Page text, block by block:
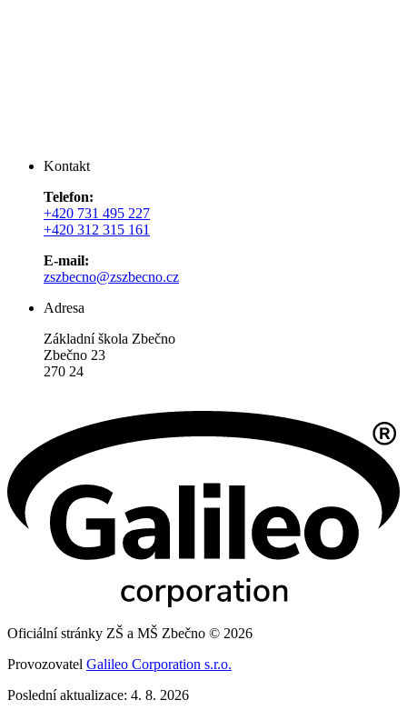
Kontakt
Telefon:
+420 731 495 227
+420 312 315 161
E-mail:
zszbecno@zszbecno.cz
Adresa
Základní škola Zbečno
Zbečno 23
270 24
Oficiální stránky ZŠ a MŠ Zbečno © 2026
Provozovatel Galileo Corporation s.r.o.
Poslední aktualizace: 4. 8. 2026